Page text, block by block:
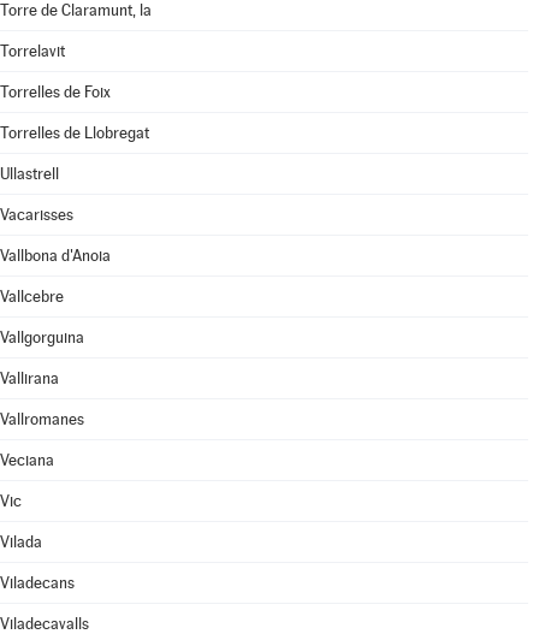
Torre de Claramunt, la
Torrelavit
Torrelles de Foix
Torrelles de Llobregat
Ullastrell
Vacarisses
Vallbona d'Anoia
Vallcebre
Vallgorguina
Vallirana
Vallromanes
Veciana
Vic
Vilada
Viladecans
Viladecavalls